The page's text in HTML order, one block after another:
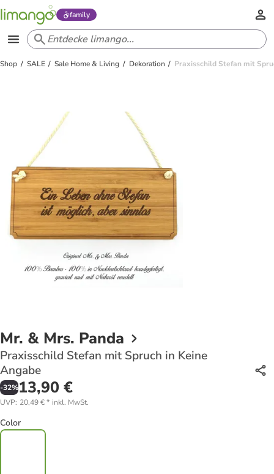
family
Shop SALE Sale Home & Living Dekoration Praxisschild Stefan mit
Mr. & Mrs. Panda
Praxisschild Stefan mit Spruch in Keine
Angabe
-32%13,90 €
UVP: 20,49 €* inkl. MwSt.
Color